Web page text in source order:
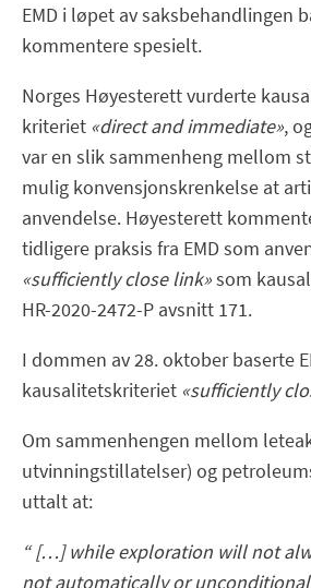
EMD i løpet av saksbehandlingen
kommentere spesielt.
Norges Høyesterett vurderte
kriteriet «direct and immediate»,
var en slik sammenheng mellom
mulig konvensjonskrenkelse at
anvendelse. Høyesterett
tidligere praksis fra EMD som
«sufficiently close link»som
HR-2020-2472-P avsnitt 171.
I dommen av 28. oktober baserte
kausalitetskriteriet «sufficiently
Om sammenhengen mellom
utvinningstillatelser) og
uttalt at:
“ […] while exploration will not
not automatically or